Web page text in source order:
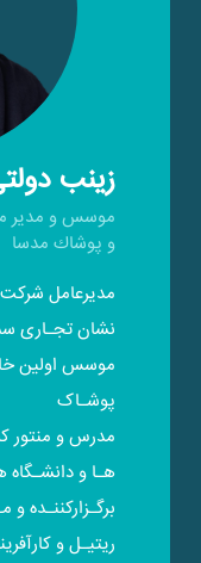
زینب
موسس و مدیر
و پوشاك مدسا
مدیرعامل شرکت
نشان تجـاری
موسس اولین
پوشـاک
مدرس و منتور
هـا و
برگـزارکننـده
ریتیـل و